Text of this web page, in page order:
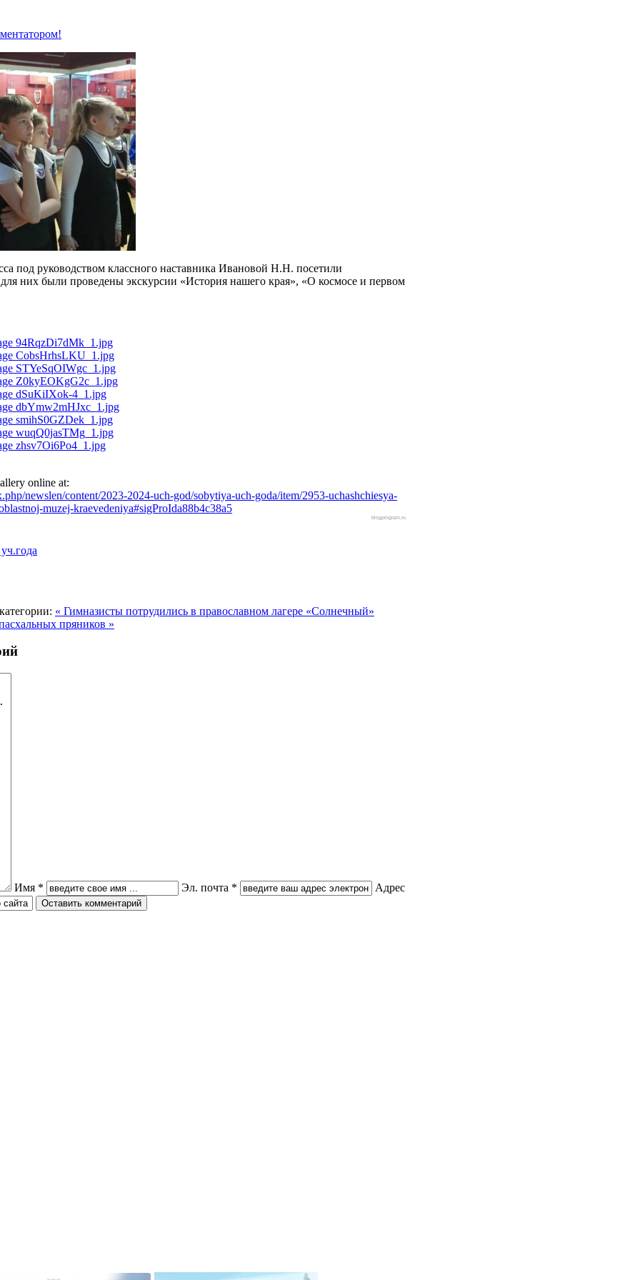
под руководством классного наставника Ивановой Н.Н. посетили
них были проведены экскурсии «История нашего края», «О космосе и первом
online at:
newslen/content/2023-2024-uch-god/sobytiya-uch-goda/item/2953-uchashchiesya-
muzej-kraevedeniya#sigProIda88b4c38a5
blogprogram.ru
« Гимназисты потрудились в православном лагере «Солнечный»
пряников »
Имя * Эл. почта *
Адрес